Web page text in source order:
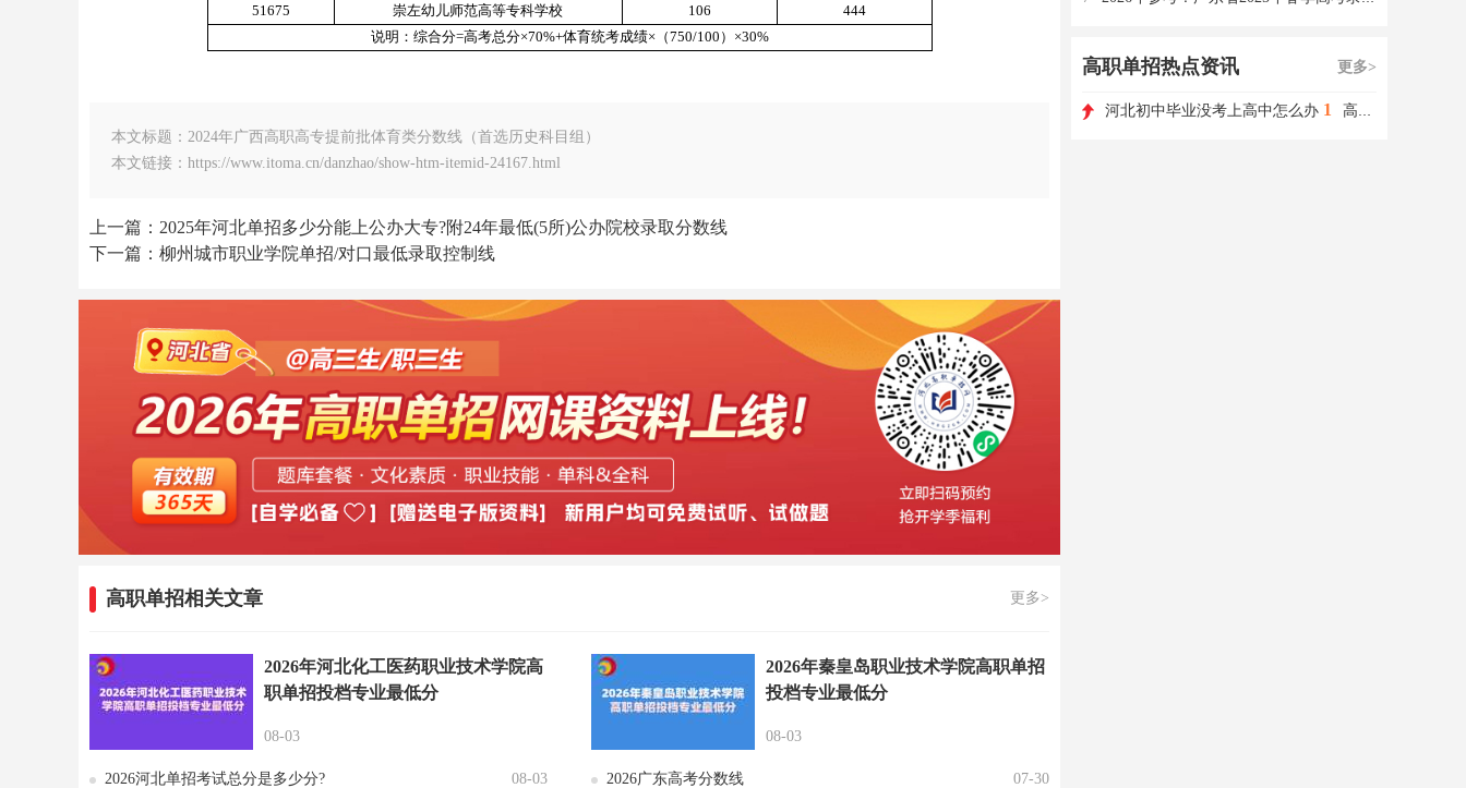
51675 崇左幼儿师范高等专科学校 106
444
说明：综合分=高考总分×70%+体育统考成绩×（750/100）×30%
本文标题：2024年广西高职高专提前批体育类分数线（首选历史科目组）
本文链接：https://www.itoma.cn/danzhao/show-htm-itemid-24167.html
上一篇：2025年河北单招多少分能上公办大专?附24年最低(5所)公办院校录取分数线
下一篇：柳州城市职业学院单招/对口最低录取控制线
高职单招相关文章 更多>
2026年河北化工医药职业技术学院高
职单招投档专业最低分
08-03
2026年秦皇岛职业技术学院高职单招
投档专业最低分
08-03
2026河北单招考试总分是多少分? 08-03 2026广东高考分数线 07-30
高职单招热点资讯 更多>
河北初中毕业没考上高中怎么办 1 高职单招如何选择学校和专业?